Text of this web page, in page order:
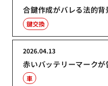
合鍵作成がバレる法的
鍵交換
赤いバッテリーマーク
2026.04.13
車